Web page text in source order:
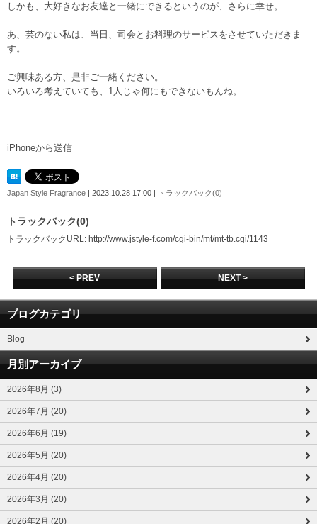
しかも、大好きなお友達と一緒にできるというのが、さらに幸せ。
あ、芸のない私は、当日、司会とお料理のサービスをさせていただきま
す。
ご興味ある方、是非ご一緒ください。
いろいろ考えていても、1人じゃ何にもできないもんね。
iPhoneから送信
Japan Style Fragrance | 2023.10.28 17:00 | トラックバック(0)
トラックバック(0)
トラックバックURL: http://www.jstyle-f.com/cgi-bin/mt/mt-tb.cgi/1143
< PREV NEXT >
ブログカテゴリ
Blog
月別アーカイブ
2026年8月 (3)
2026年7月 (20)
2026年6月 (19)
2026年5月 (20)
2026年4月 (20)
2026年3月 (20)
2026年2月 (20)